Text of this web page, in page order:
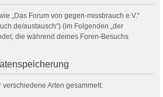
„Das Forum von gegen-missbrauch e.V.“
austausch“) (im Folgenden „der
die während deines Foren-Besuchs
Arten gesammelt: